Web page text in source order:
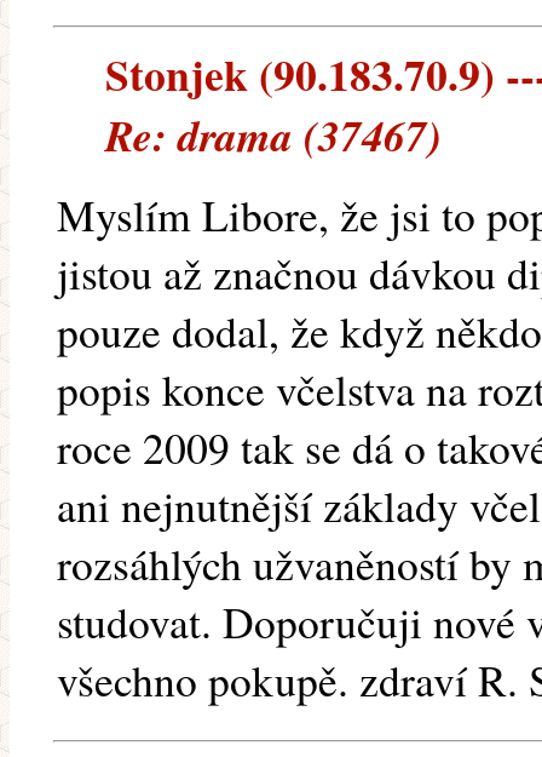
Stonjek (90.183.70.9)
Re: drama (37467)
Myslím Libore, že jsi to
jistou až značnou dávkou
pouze dodal, že když
popis konce včelstva na
roce 2009 tak se dá o
ani nejnutnější základy
rozsáhlých užvaněností by
studovat. Doporučuji nové
všechno pokupě. zdraví R.